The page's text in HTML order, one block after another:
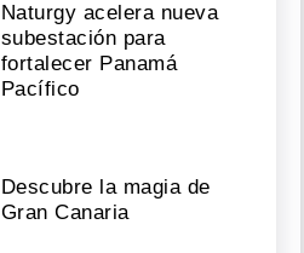
Naturgy acelera nueva
subestación para
fortalecer Panamá
Pacífico
Descubre la magia de
Gran Canaria